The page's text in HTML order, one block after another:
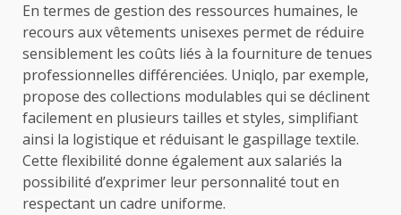
En termes de gestion des ressources humaines, le
recours aux vêtements unisexes permet de réduire
sensiblement les coûts liés à la fourniture de tenues
professionnelles différenciées. Uniqlo, par exemple,
propose des collections modulables qui se déclinent
facilement en plusieurs tailles et styles, simplifiant
ainsi la logistique et réduisant le gaspillage textile.
Cette flexibilité donne également aux salariés la
possibilité d’exprimer leur personnalité tout en
respectant un cadre uniforme.